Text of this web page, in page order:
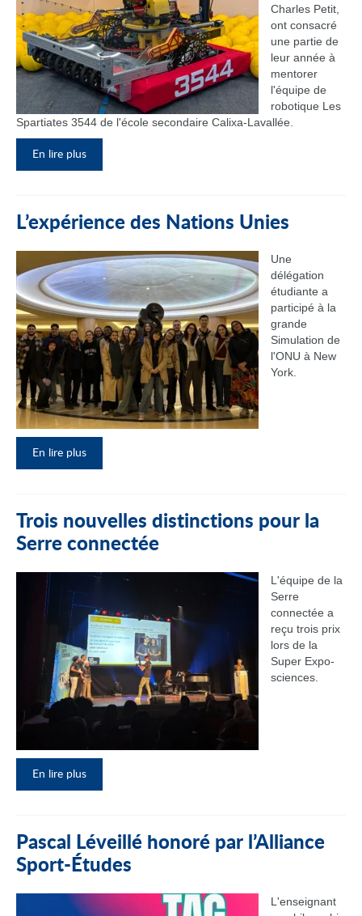
Charles Petit,
ont consacré
une partie de
leur année à
mentorer
l'équipe de
robotique Les
Spartiates 3544 de l'école secondaire Calixa-Lavallée.
En lire plus
L’expérience des Nations Unies
Une
délégation
étudiante a
participé à la
grande
Simulation de
l'ONU à New
York.
En lire plus
Trois nouvelles distinctions pour la
Serre connectée
L'équipe de la
Serre
connectée a
reçu trois prix
lors de la
Super Expo-
sciences.
En lire plus
Pascal Léveillé honoré par l’Alliance
Sport-Études
L'enseignant